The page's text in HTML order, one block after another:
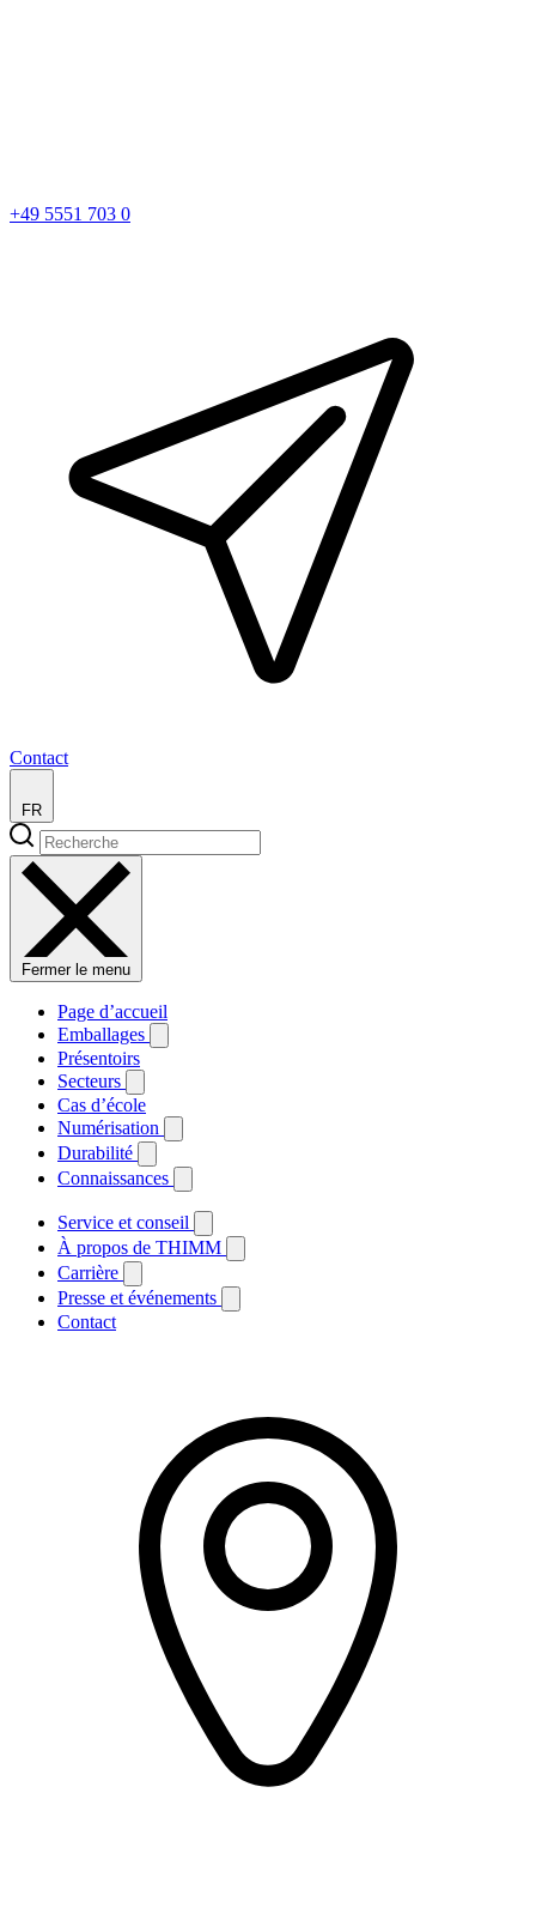
+49 5551 703 0
Contact
FR
Fermer le menu
Page d’accueil
Emballages
Présentoirs
Secteurs
Cas d’école
Numérisation
Durabilité
Connaissances
Service et conseil
À propos de THIMM
Carrière
Presse et événements
Contact